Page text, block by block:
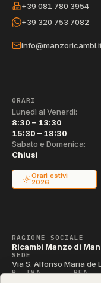
+39 081 780 3954
+39 320 753 7082
ORARI
Lunedì al Venerdì:
8:30 – 13:30
15:30 – 18:30
Sabato e Domenica:
Chiusi
Orari estivi
2026
RAGIONE SOCIALE
Ricambi Manzo di
SEDE
Via S. Alfonso Maria de
P. IVA REA